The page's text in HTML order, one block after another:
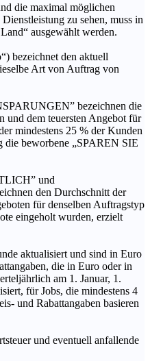
die maximal möglichen
zu sehen, muss in
ausgewählt werden.
bezeichnet den aktuell
Art von Auftrag von
bezeichnen die
und dem teuersten Angebot für
mindestens 25 % der Kunden
die beworbene „SPAREN SIE
und
den Durchschnitt der
für denselben Auftragstyp
eingeholt wurden, erzielt
aktualisiert und sind in Euro
die in Euro oder in
am 1. Januar, 1.
für Jobs, die mindestens 4
und Rabattangaben basieren
und eventuell anfallende